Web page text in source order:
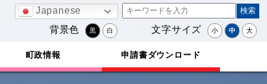
Japanese
背景色 黒 白 文字サイズ 小 中 大
町政情報 申請書ダウンロード